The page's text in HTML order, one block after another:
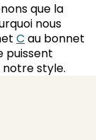
que la
nous
C au bonnet
puissent
style.